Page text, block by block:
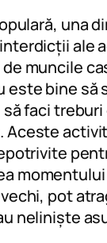
una
ale
muncile
este bine să
să faci
Aceste
pot
neliniște